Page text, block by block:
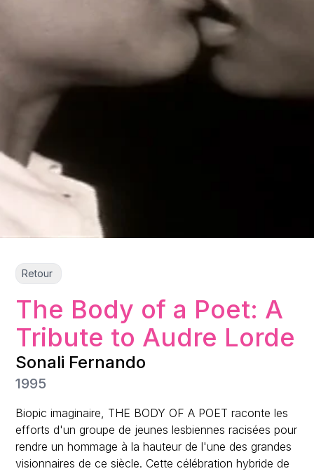
Retour
The Body of a Poet: A
Tribute to Audre Lorde
Sonali Fernando
1995
Biopic imaginaire, THE BODY OF A POET raconte les
efforts d'un groupe de jeunes lesbiennes racisées pour
rendre un hommage à la hauteur de l'une des grandes
visionnaires de ce siècle. Cette célébration hybride de